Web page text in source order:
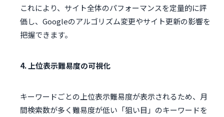
これにより、サイト全体のパフォーマンスを定量的に評
価し、Googleのアルゴリズム変更やサイト更新の影響を
把握できます。
4. 上位表示難易度の可視化
キーワードごとの上位表示難易度が表示されるため、月
間検索数が多く難易度が低い「狙い目」のキーワードを